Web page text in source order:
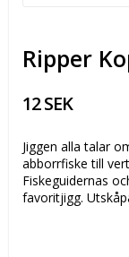
Ripper
12 SEK
Jiggen alla talar
abborrfiske till
Fiskeguidernas
favoritjigg.